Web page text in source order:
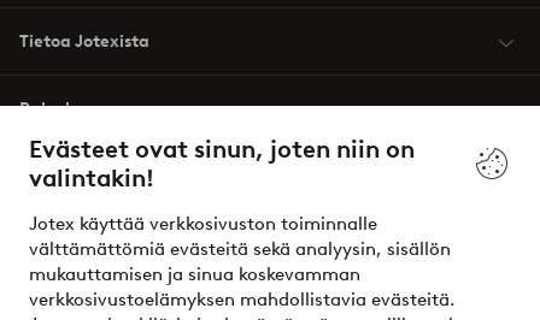
Evästeet ovat sinun, joten niin on
valintakin!
Jotex käyttää verkkosivuston toiminnalle
välttämättömiä evästeitä sekä analyysin, sisällön
mukauttamisen ja sinua koskevamman
verkkosivustoelämyksen mahdollistavia evästeitä.
Tietoa Jotexista
Palvelumme
Ehdot
Ystävät